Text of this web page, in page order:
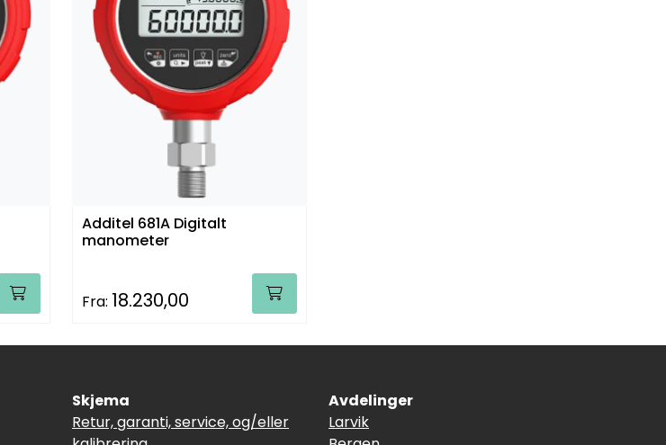
Additel 681A Digitalt
manometer
Fra: 18.230,00
Skjema
Retur, garanti, service, og/eller
Avdelinger
Larvik